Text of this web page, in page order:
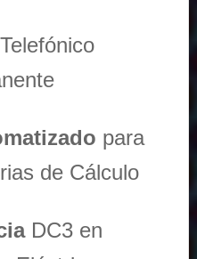
Telefónico
para
de Cálculo
DC3 en